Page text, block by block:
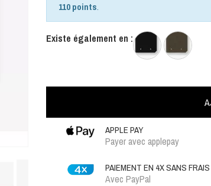
110 points.
Existe également en :
APPLE PAY
Payer avec applepay
PAIEMENT EN 4X SANS FRAIS
Avec PayPal